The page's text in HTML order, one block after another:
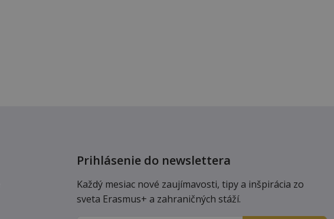
Prihlásenie do newslettera
Každý mesiac nové zaujímavosti, tipy a inšpirácia zo
sveta Erasmus+ a zahraničných stáží.